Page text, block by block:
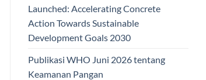
Launched: Accelerating Concrete
Action Towards Sustainable
Development Goals 2030
Publikasi WHO Juni 2026 tentang
Keamanan Pangan